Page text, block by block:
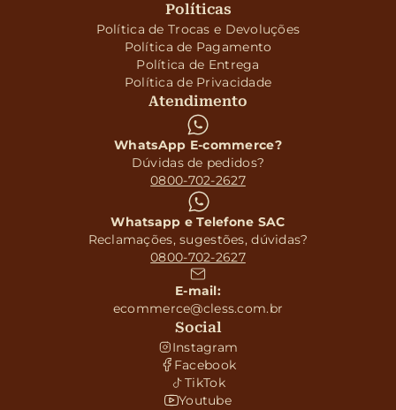
Políticas
Política de Trocas e Devoluções
Política de Pagamento
Política de Entrega
Política de Privacidade
Atendimento
WhatsApp E-commerce?
Dúvidas de pedidos?
0800-702-2627
Whatsapp e Telefone SAC
Reclamações, sugestões, dúvidas?
0800-702-2627
E-mail:
ecommerce@cless.com.br
Social
Instagram
Facebook
TikTok
Youtube